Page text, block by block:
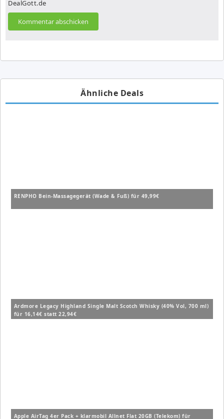
DealGott.de
Ähnliche Deals
RENPHO Bein-Massagegerät (Wade & Fuß) für 49,99€
Ardmore Legacy Highland Single Malt Scotch Whisky (40% Vol, 700 ml)
für 16,14€ statt 22,94€
Apple AirTag 4er Pack + klarmobil Allnet Flat 20GB (Telekom) für